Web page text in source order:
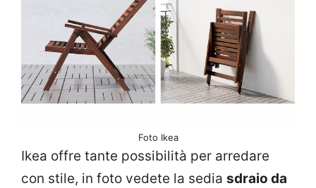
Foto Ikea
Ikea offre tante possibilità per arredare
con stile, in foto vedete la sedia sdraio da